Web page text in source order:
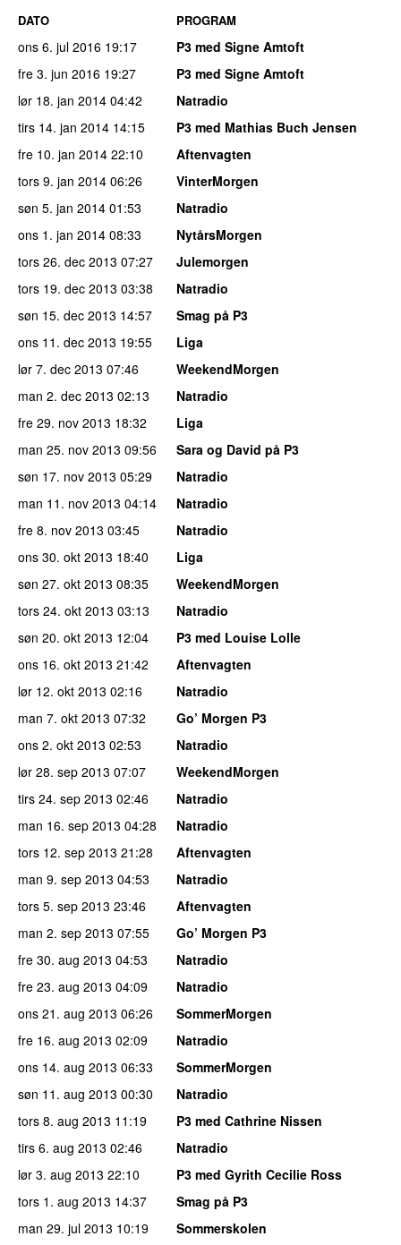
DATO PROGRAM
ons 6. jul 2016 19:17
P3 med Signe Amtoft
fre 3. jun 2016 19:27
P3 med Signe Amtoft
lør 18. jan 2014 04:42
Natradio
tirs 14. jan 2014 14:15
P3 med Mathias Buch Jensen
fre 10. jan 2014 22:10
Aftenvagten
tors 9. jan 2014 06:26
VinterMorgen
søn 5. jan 2014 01:53
Natradio
ons 1. jan 2014 08:33
NytårsMorgen
tors 26. dec 2013 07:27
Julemorgen
tors 19. dec 2013 03:38
Natradio
søn 15. dec 2013 14:57
Smag på P3
ons 11. dec 2013 19:55
Liga
lør 7. dec 2013 07:46
WeekendMorgen
man 2. dec 2013 02:13
Natradio
fre 29. nov 2013 18:32
Liga
man 25. nov 2013 09:56
Sara og David på P3
søn 17. nov 2013 05:29
Natradio
man 11. nov 2013 04:14
Natradio
fre 8. nov 2013 03:45
Natradio
ons 30. okt 2013 18:40
Liga
søn 27. okt 2013 08:35
WeekendMorgen
tors 24. okt 2013 03:13
Natradio
søn 20. okt 2013 12:04
P3 med Louise Lolle
ons 16. okt 2013 21:42
Aftenvagten
lør 12. okt 2013 02:16
Natradio
man 7. okt 2013 07:32
Go’ Morgen P3
ons 2. okt 2013 02:53
Natradio
lør 28. sep 2013 07:07
WeekendMorgen
tirs 24. sep 2013 02:46
Natradio
man 16. sep 2013 04:28
Natradio
tors 12. sep 2013 21:28
Aftenvagten
man 9. sep 2013 04:53
Natradio
tors 5. sep 2013 23:46
Aftenvagten
man 2. sep 2013 07:55
Go’ Morgen P3
fre 30. aug 2013 04:53
Natradio
fre 23. aug 2013 04:09
Natradio
ons 21. aug 2013 06:26
SommerMorgen
fre 16. aug 2013 02:09
Natradio
ons 14. aug 2013 06:33
SommerMorgen
søn 11. aug 2013 00:30
Natradio
tors 8. aug 2013 11:19
P3 med Cathrine Nissen
tirs 6. aug 2013 02:46
Natradio
lør 3. aug 2013 22:10
P3 med Gyrith Cecilie Ross
tors 1. aug 2013 14:37
Smag på P3
man 29. jul 2013 10:19
Sommerskolen